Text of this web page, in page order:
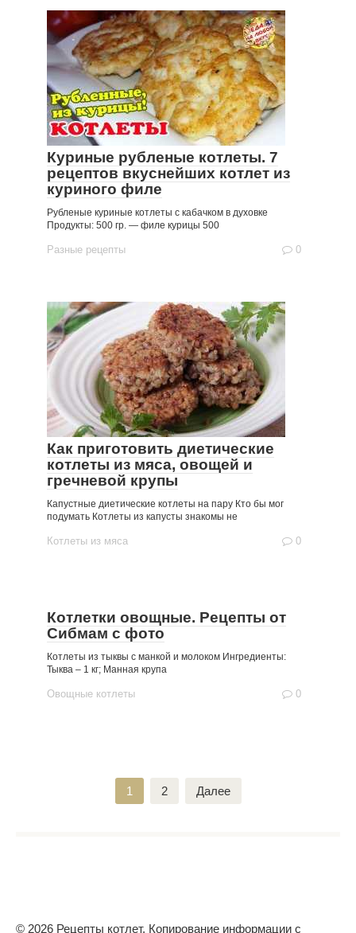
Куриные рубленые котлеты. 7
рецептов вкуснейших котлет из
куриного филе
Рубленые куриные котлеты с кабачком в духовке
Продукты: 500 гр. — филе курицы 500
Разные рецепты 0
Как приготовить диетические
котлеты из мяса, овощей и
гречневой крупы
Капустные диетические котлеты на пару Кто бы мог
подумать Котлеты из капусты знакомы не
Котлеты из мяса 0
Котлетки овощные. Рецепты от
Сибмам с фото
Котлеты из тыквы с манкой и молоком Ингредиенты:
Тыква – 1 кг; Манная крупа
Овощные котлеты 0
1 2 Далее
© 2026 Рецепты котлет. Копирование информации с